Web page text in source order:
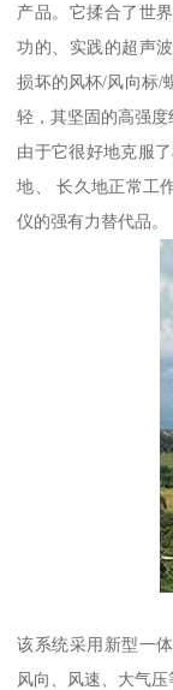
产品。它揉合了世
功的、实践的超声
损坏的风杯/风向标/
轻，其坚固的高强度
由于它很好地克服
地、 长久地正常工
仪的强有力替代品。
该系统采用新型一
风向、风速、大气压